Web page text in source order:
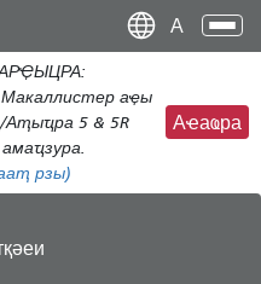
Макаллистер аҿы
5 & 5R
рзы)
Аҽаҩра